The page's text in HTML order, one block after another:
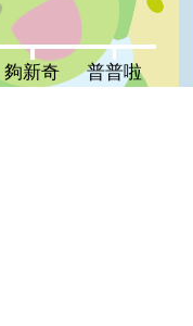
夠新奇:0%普普啦:0%
夠新奇 普普啦